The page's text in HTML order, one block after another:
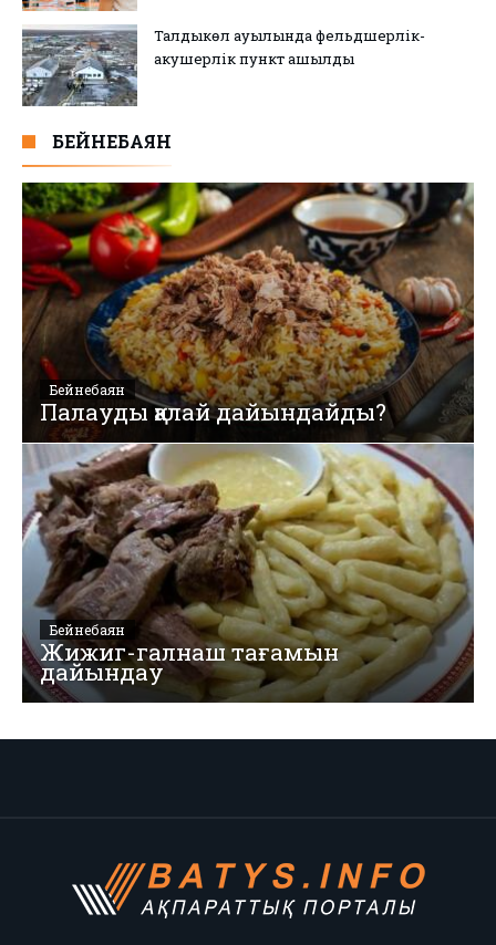
Талдыкөл ауылында фельдшерлік-
акушерлік пункт ашылды
БЕЙНЕБАЯН
Бейнебаян
Палауды қалай дайындайды?
Бейнебаян
Жижиг-галнаш тағамын
дайындау